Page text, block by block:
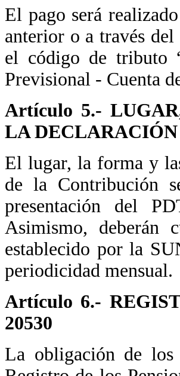
El pago será
anterior o a través
el código de tributo
Previsional - Cuenta
Artículo 5.-
LA
El lugar, la forma y
de la Contribución
presentación del
Asimismo, deberán
establecido por la
periodicidad mensual.
Artículo 6.-
20530
La obligación de